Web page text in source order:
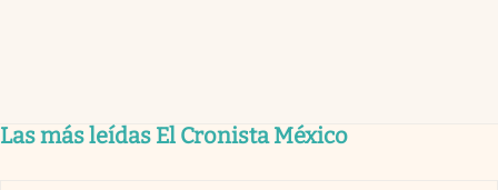
Las más leídas El Cronista México